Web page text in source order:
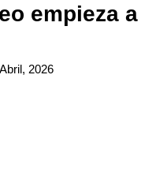
empieza a
2026